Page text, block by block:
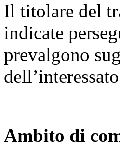
Il titolare del
indicate
prevalgono
Ambito di